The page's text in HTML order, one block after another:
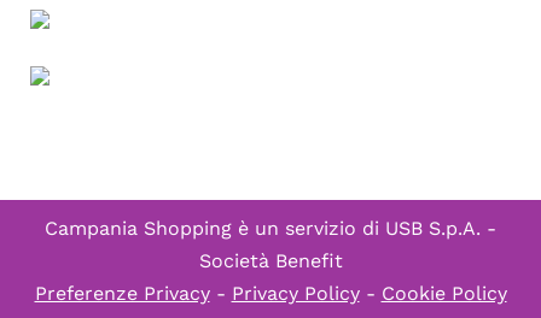
Campania Shopping è un servizio di USB S.p.A. -
Società Benefit
Preferenze Privacy- Privacy Policy- Cookie Policy